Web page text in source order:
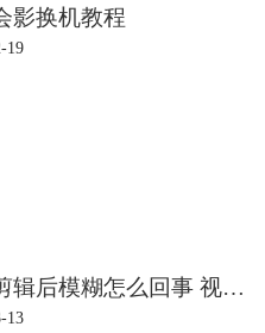
XP系统那就肯定不能安装x10；
同位数的会声会影，32位电脑不
影换机教程
19
视频剪辑后模糊怎么回事 视频剪辑后模糊怎么办
13